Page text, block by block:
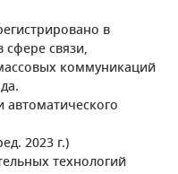
в
связи,
коммуникаций
автоматического
2023 г.)
технологий